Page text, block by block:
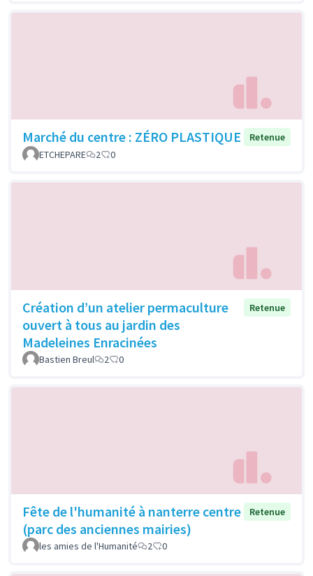
Marché du centre : ZÉRO PLASTIQUE
Retenue
ETCHEPARE
2 0
Création d’un atelier permaculture
ouvert à tous au jardin des
Madeleines Enracinées
Retenue
Bastien Breul 2 0
Fête de l'humanité à nanterre centre
(parc des anciennes mairies)
Retenue
les amies de l'Humanité 2 0